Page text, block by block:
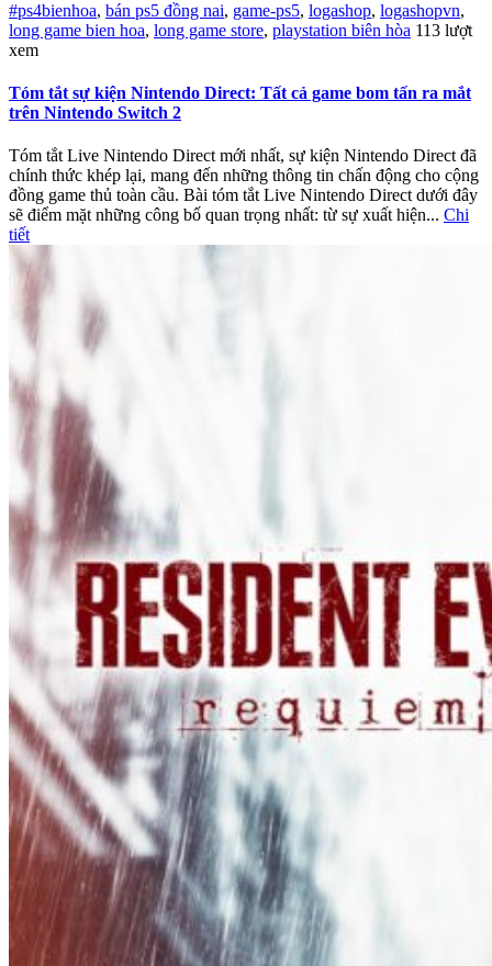
#ps4bienhoa, bán ps5 đồng nai, game-ps5, logashop, logashopvn,
long game bien hoa, long game store, playstation biên hòa 113 lượt
xem
Tóm tắt sự kiện Nintendo Direct: Tất cả game bom tấn ra mắt
trên Nintendo Switch 2
Tóm tắt Live Nintendo Direct mới nhất, sự kiện Nintendo Direct đã
chính thức khép lại, mang đến những thông tin chấn động cho cộng
đồng game thủ toàn cầu. Bài tóm tắt Live Nintendo Direct dưới đây
sẽ điểm mặt những công bố quan trọng nhất: từ sự xuất hiện... Chi
tiết